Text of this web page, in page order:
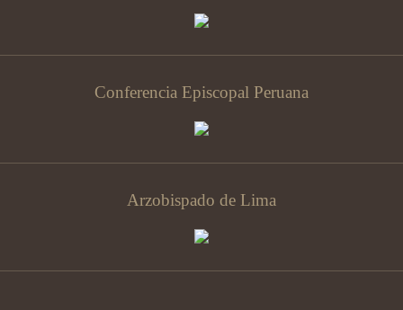
Conferencia Episcopal Peruana
Arzobispado de Lima